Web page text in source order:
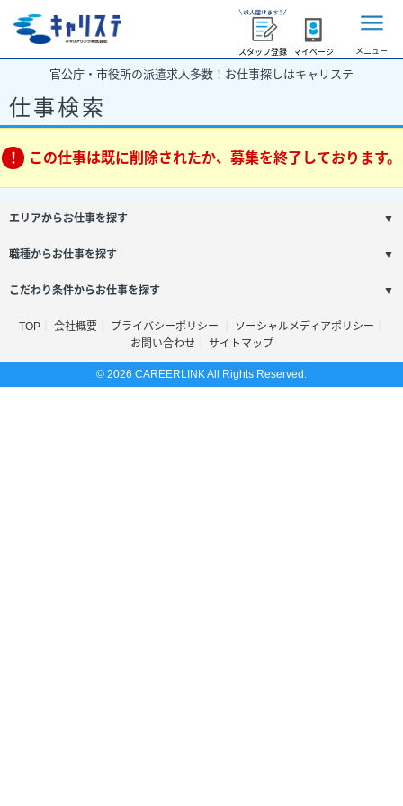
スタッフ登録 マイページ メニュー
官公庁・市役所の派遣求人多数！お仕事探しはキャリステ
仕事検索
この仕事は既に削除されたか、募集を終了しております。
エリアからお仕事を探す ▼
職種からお仕事を探す ▼
こだわり条件からお仕事を探す ▼
TOP 会社概要 プライバシーポリシー
ソーシャルメディアポリシー
お問い合わせ
サイトマップ
© 2026 CAREERLINK All Rights Reserved.